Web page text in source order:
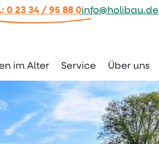
0 23 34 / 95 88 0info@holibau.de
im Alter Service Über uns